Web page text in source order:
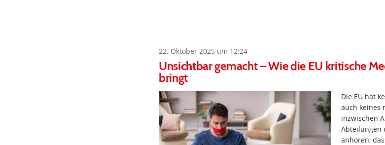
22. Oktober 2025 um 12:24
Unsichtbar gemacht – Wie die EU kritische
bringt
Die EU hat
auch keines
inzwischen
Abteilungen
anhören,